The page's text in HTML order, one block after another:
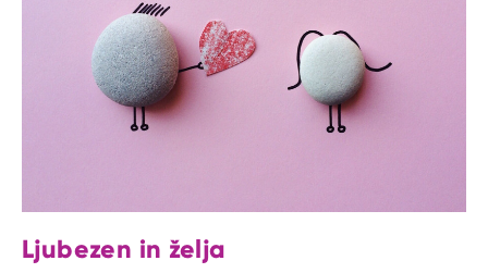
Ljubezen in želja